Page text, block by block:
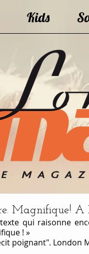
Kids
Magnifique! A
qui raisonne
! »
poignant". London